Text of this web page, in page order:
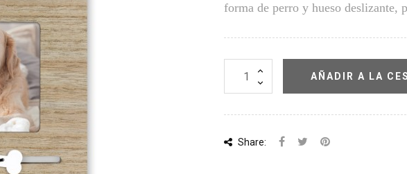
forma de perro y hueso deslizante,
AÑADIR A LA
Share: